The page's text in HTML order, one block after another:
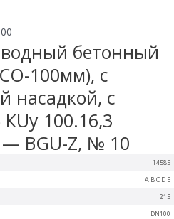
14585
DN100
215
A B C D E
бетонный
100мм), с
насадкой, с
100.16,3
— BGU-Z, № 10